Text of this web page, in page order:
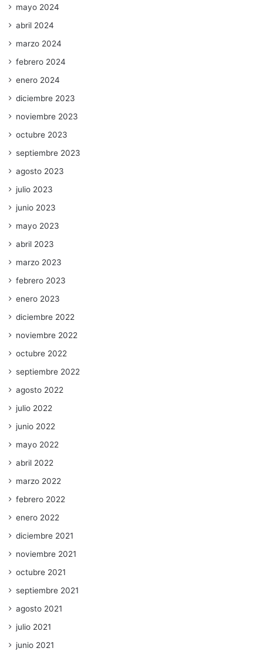
mayo 2024
abril 2024
marzo 2024
febrero 2024
enero 2024
diciembre 2023
noviembre 2023
octubre 2023
septiembre 2023
agosto 2023
julio 2023
junio 2023
mayo 2023
abril 2023
marzo 2023
febrero 2023
enero 2023
diciembre 2022
noviembre 2022
octubre 2022
septiembre 2022
agosto 2022
julio 2022
junio 2022
mayo 2022
abril 2022
marzo 2022
febrero 2022
enero 2022
diciembre 2021
noviembre 2021
octubre 2021
septiembre 2021
agosto 2021
julio 2021
junio 2021